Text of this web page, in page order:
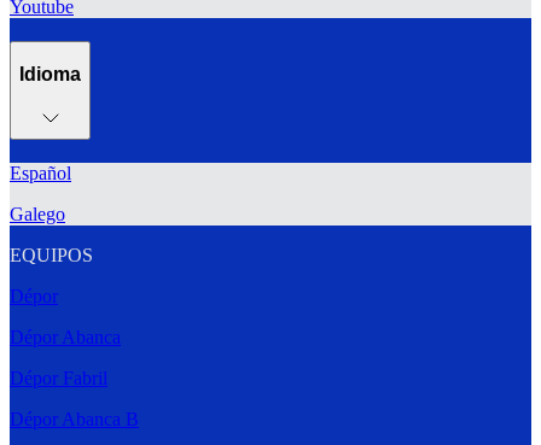
Youtube
Idioma
Español
Galego
EQUIPOS
Dépor
Dépor Abanca
Dépor Fabril
Dépor Abanca B